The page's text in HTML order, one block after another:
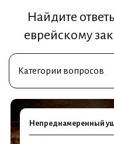
Найдите
еврейскому
Категории вопросов
Непреднамеренный